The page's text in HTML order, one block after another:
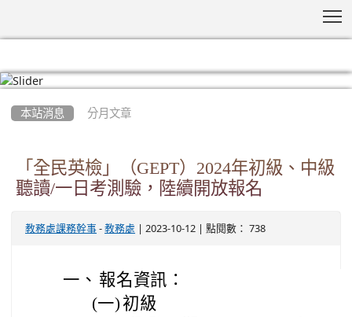
本站消息 分月文章
「全民英檢」（GEPT）2024年初級、中級
聽讀/一日考測驗，陸續開放報名
教務處課務幹事 - 教務處 | 2023-10-12 | 點閱數： 738
一、 報名資訊：
(一) 初級